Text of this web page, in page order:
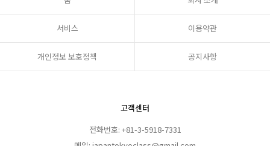
서비스 이용약관
개인정보 보호정책 공지사항
고객센터
전화번호: +81-3-5918-7331